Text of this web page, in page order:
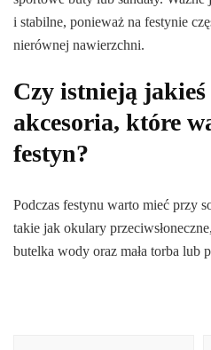
i stabilne, ponieważ na festynie
nierównej nawierzchni.
Czy istnieją
akcesoria, które
festyn?
Podczas festynu warto mieć przy
takie jak okulary
butelka wody oraz mała torba lub